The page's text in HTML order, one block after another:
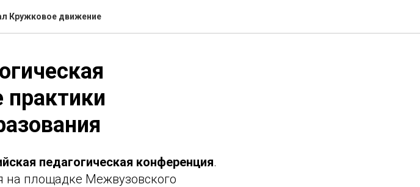
Кружковое движение
педагогическая конференция.
на площадке Межвузовского